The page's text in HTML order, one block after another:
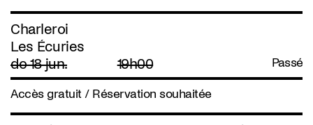
Charleroi
Les Écuries
do 18 jun.
19h00 Passé
Accès gratuit / Réservation souhaitée